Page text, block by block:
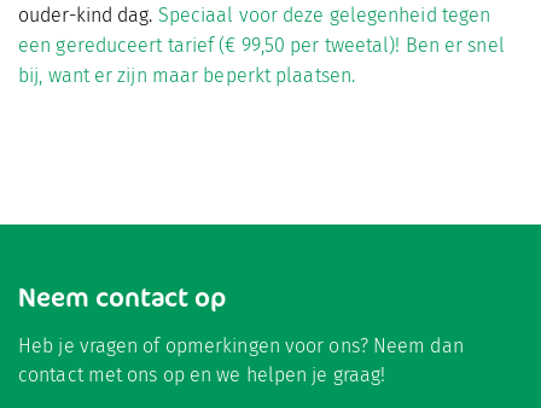
ouder-kind dag. Speciaal voor deze gelegenheid tegen
een gereduceert tarief (€ 99,50 per tweetal)! Ben er snel
bij, want er zijn maar beperkt plaatsen.
Neem contact op
Heb je vragen of opmerkingen voor ons? Neem dan
contact met ons op en we helpen je graag!